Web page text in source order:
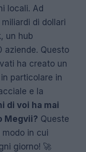
locali. Ad
di dollari
un hub
Questo
ha creato un
particolare in
e la
di voi ha mai
Megvii? Queste
in cui
giorno! 🚀